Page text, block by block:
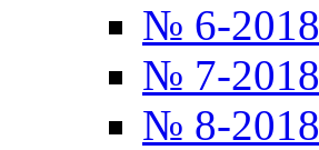
№ 6-2018
№ 7-2018
№ 8-2018